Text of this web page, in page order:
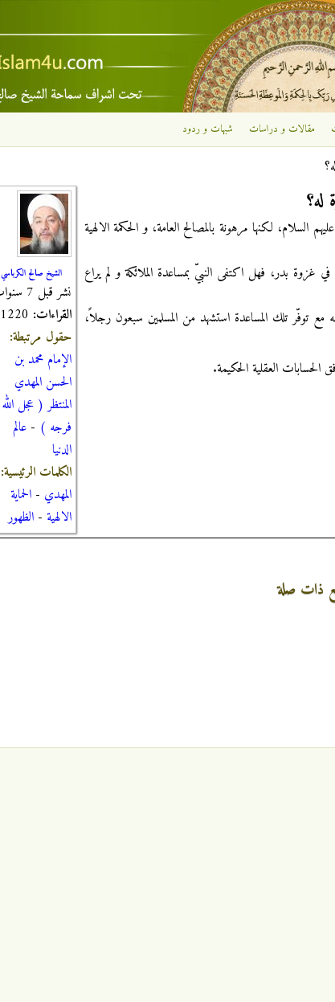
الرئيسي
مقالات و دراسات شبهات و ردود
الشيخ صالح الكرباسي
نشر قبل 7 سنوات
القراءات:
حقول مرتبطة:
الإمام محمد بن
الحسن المهدي
المنتظر ( عجل الله
فرجه ) - عالم
الدنيا
الكلمات الرئيسية:
المهدي - الحماية
الالهية - الظهور
له؟
السلام، لكنها مرهونة بالمصالح العامة، و الحكمة الالهية
غزوة بدر، فهل اكتفى النبيّ بمساعدة الملائكة و لم يراع
مع توفّر تلك المساعدة استشهد من المسلمين سبعون رجلاً،
الحسابات العقلية الحكيمة.
ذات صلة